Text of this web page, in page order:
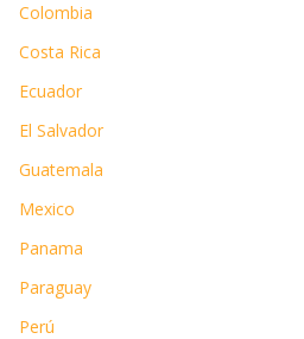
Colombia
Costa Rica
Ecuador
El Salvador
Guatemala
Mexico
Panama
Paraguay
Perú